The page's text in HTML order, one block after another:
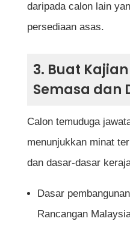
daripada calon lain
persediaan asas.
3. Buat
Semasa dan
Calon temuduga
menunjukkan minat
dan dasar-dasar
Dasar
Rancangan